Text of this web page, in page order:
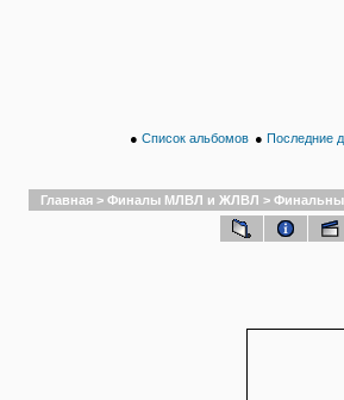
● Список альбомов ● Последние
Главная > Финалы МЛВЛ и ЖЛВЛ >